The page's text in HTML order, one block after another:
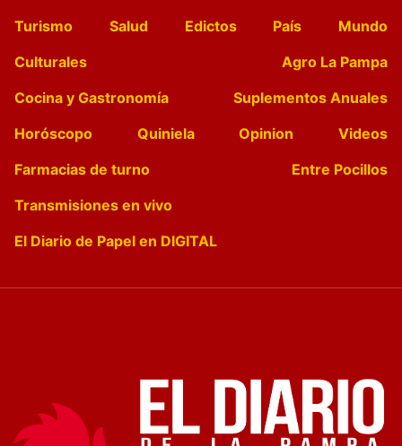
Turismo
Salud Edictos País
Mundo
Culturales
Agro La Pampa
Cocina y Gastronomía
Suplementos Anuales
Horóscopo
Quiniela Opinion
Videos
Farmacias de turno
Entre Pocillos
Transmisiones en vivo
El Diario de Papel en DIGITAL